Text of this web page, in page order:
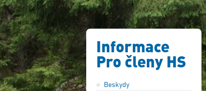
Informace
Pro členy HS
Beskydy